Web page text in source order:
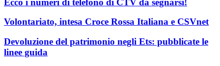
Ecco i numeri di telefono di CTV da segnarsi!
Volontariato, intesa Croce Rossa Italiana e CSVnet
Devoluzione del patrimonio negli Ets: pubblicate le
linee guida